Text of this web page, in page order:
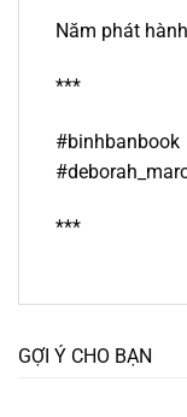
Năm phát
***
#binhbanbook
***
GỢI Ý CHO BẠN